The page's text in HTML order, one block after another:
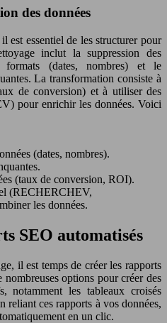
des données
est essentiel de les structurer pour
inclut la suppression des
(dates, nombres) et le
La transformation consiste à
de conversion) et à utiliser des
pour enrichir les données. Voici
(dates, nombres).
(taux de conversion, ROI).
(RECHERCHEV,
les données.
SEO automatisés
il est temps de créer les rapports
options pour créer des
notamment les tableaux croisés
reliant ces rapports à vos données,
en un clic.